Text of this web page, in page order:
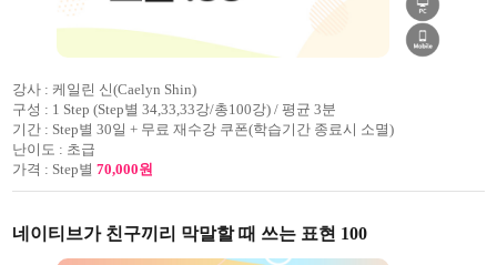
강사 : 케일린 신(Caelyn Shin)
구성 : 1 Step (Step별 34,33,33강/총100강) / 평균 3분
기간 : Step별 30일 + 무료 재수강 쿠폰(학습기간 종료시 소멸)
난이도 : 초급
가격 : Step별 70,000원
네이티브가 친구끼리 막말할 때 쓰는 표현 100